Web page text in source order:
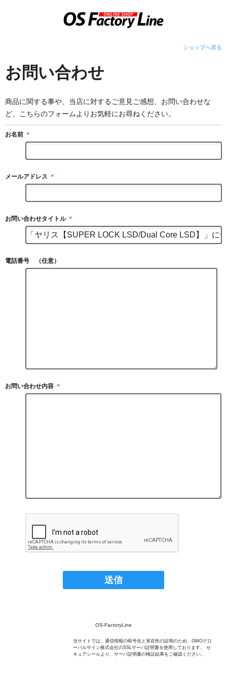
ショップへ戻る
お問い合わせ
商品に関する事や、当店に対するご意見ご感想、お問い合わせな
ど、こちらのフォームよりお気軽にお尋ねください。
お名前 ＊
メールアドレス ＊
お問い合わせタイトル ＊
電話番号 （任意）
お問い合わせ内容 ＊
OS-FactoryLine
当サイトでは、通信情報の暗号化と実在性の証明のため、GMOグロ
ーバルサイン株式会社のSSLサーバ証明書を使用しております。 セ
キュアシールより、サーバ証明書の検証結果をご確認ください。